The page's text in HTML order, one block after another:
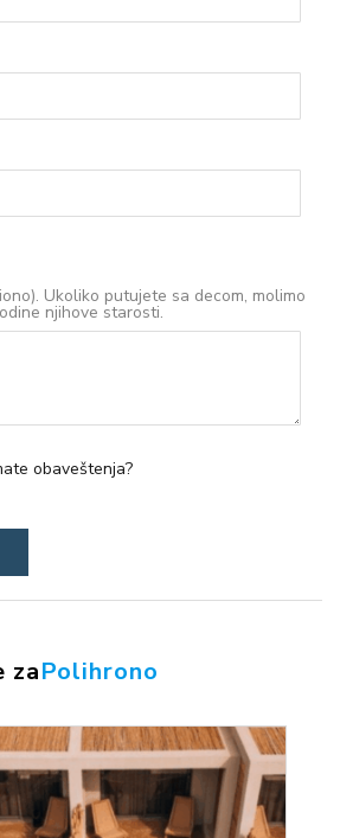
Ukoliko putujete sa decom, molimo
njihove starosti.
obaveštenja?
zaPolihrono